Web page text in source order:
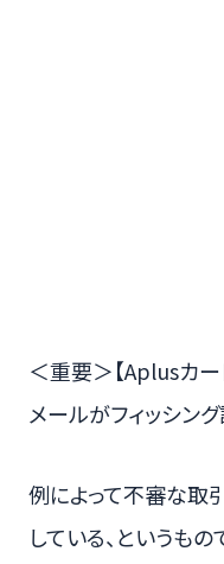
＜重要＞【Aplusカ
メールがフィッシン
例によって不審な取
している、というもの